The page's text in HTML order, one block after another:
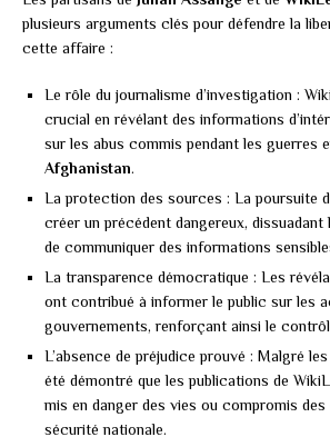
plusieurs arguments clés pour défendre la
cette affaire :
Le rôle du journalisme d’investigation :
crucial en révélant des informations
sur les abus commis pendant les guerres
Afghanistan.
La protection des sources : La poursuite
créer un précédent dangereux, dissuadant
de communiquer des informations
La transparence démocratique : Les
ont contribué à informer le public sur les
gouvernements, renforçant ainsi le
L’absence de préjudice prouvé : Malgré
été démontré que les publications de
mis en danger des vies ou compromis des
sécurité nationale.